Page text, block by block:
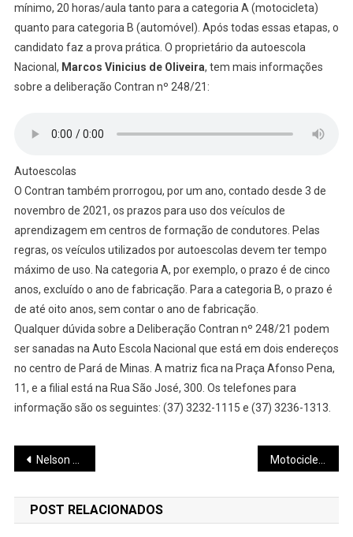
mínimo, 20 horas/aula tanto para a categoria A (motocicleta)
quanto para categoria B (automóvel). Após todas essas etapas, o
candidato faz a prova prática. O proprietário da autoescola
Nacional, Marcos Vinicius de Oliveira, tem mais informações
sobre a deliberação Contran nº 248/21:
Autoescolas
O Contran também prorrogou, por um ano, contado desde 3 de
novembro de 2021, os prazos para uso dos veículos de
aprendizagem em centros de formação de condutores. Pelas
regras, os veículos utilizados por autoescolas devem ter tempo
máximo de uso. Na categoria A, por exemplo, o prazo é de cinco
anos, excluído o ano de fabricação. Para a categoria B, o prazo é
de até oito anos, sem contar o ano de fabricação.
Qualquer dúvida sobre a Deliberação Contran nº 248/21 podem
ser sanadas na Auto Escola Nacional que está em dois endereços
no centro de Pará de Minas. A matriz fica na Praça Afonso Pena,
11, e a filial está na Rua São José, 300. Os telefones para
informação são os seguintes: (37) 3232-1115 e (37) 3236-1313.
Navegação
de
Post
Nelson Grassi representa Pará de Minas na 42ª Exposição Nacional do Campolina na tentativa de manter título importante
POST RELACIONADOS